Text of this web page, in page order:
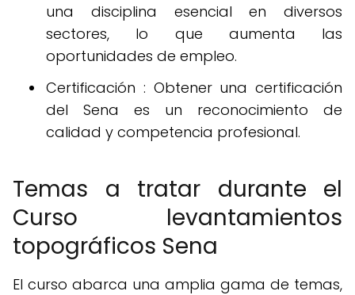
una disciplina esencial en diversos
sectores, lo que aumenta las
oportunidades de empleo.
Certificación : Obtener una certificación
del Sena es un reconocimiento de
calidad y competencia profesional.
Temas a tratar durante el
Curso levantamientos
topográficos Sena
El curso abarca una amplia gama de temas,